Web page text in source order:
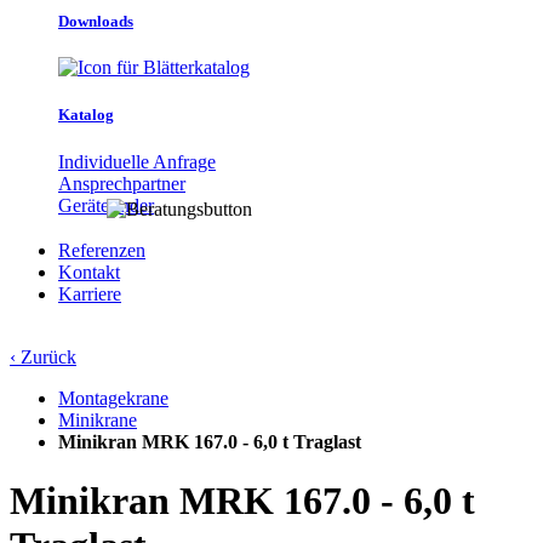
Downloads
Katalog
Individuelle Anfrage
Ansprechpartner
Gerätefinder
Referenzen
Kontakt
Karriere
‹ Zurück
Montagekrane
Minikrane
Minikran MRK 167.0 - 6,0 t Traglast
Minikran MRK 167.0 - 6,0 t